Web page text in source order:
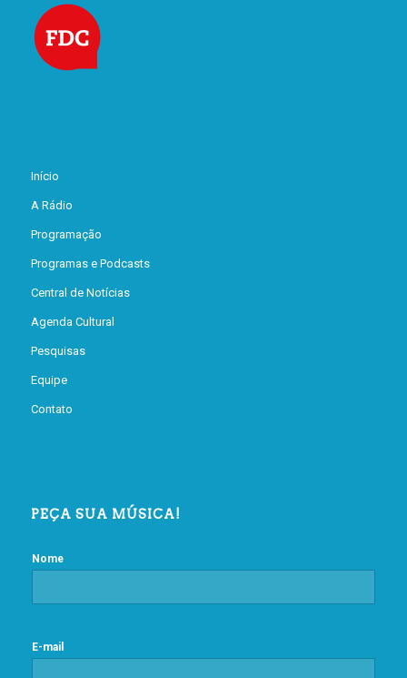
Início
A Rádio
Programação
Programas e Podcasts
Central de Notícias
Agenda Cultural
Pesquisas
Equipe
Contato
PEÇA SUA MÚSICA!
Nome
E-mail